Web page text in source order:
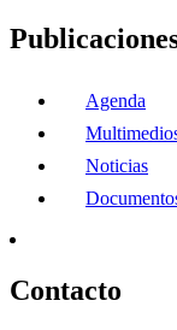
Agenda
Noticias
Contacto